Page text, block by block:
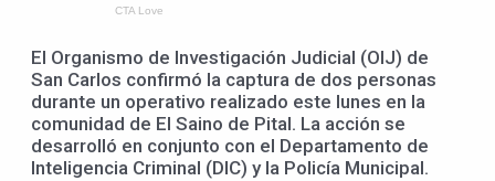
El Organismo de Investigación Judicial (OIJ) de
San Carlos confirmó la captura de dos personas
durante un operativo realizado este lunes en la
comunidad de El Saino de Pital. La acción se
desarrolló en conjunto con el Departamento de
Inteligencia Criminal (DIC) y la Policía Municipal.